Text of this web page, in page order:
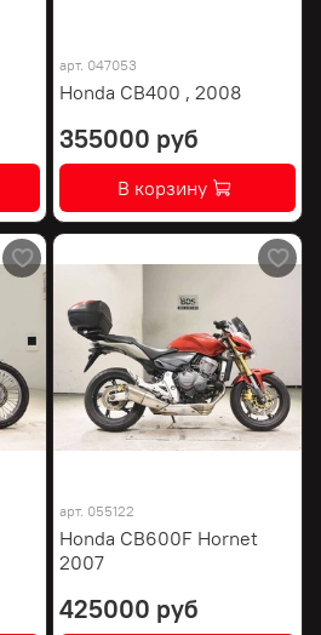
арт. 047053
Honda CB400 , 2008
355000 руб
В корзину
арт. 055122
Honda CB600F Hornet
2007
425000 руб